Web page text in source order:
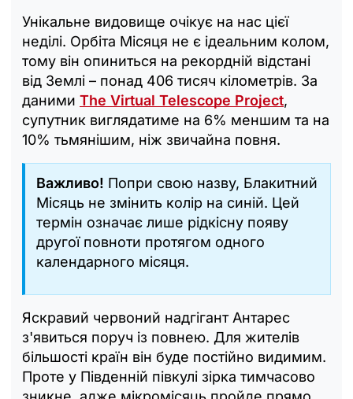
Унікальне видовище очікує на нас цієї
неділі. Орбіта Місяця не є ідеальним колом,
тому він опиниться на рекордній відстані
від Землі – понад 406 тисяч кілометрів. За
даними The Virtual Telescope Project,
супутник виглядатиме на 6% меншим та на
10% тьмянішим, ніж звичайна повня.
Важливо! Попри свою назву, Блакитний
Місяць не змінить колір на синій. Цей
термін означає лише рідкісну появу
другої повноти протягом одного
календарного місяця.
Яскравий червоний надгігант Антарес
з'явиться поруч із повнею. Для жителів
більшості країн він буде постійно видимим.
Проте у Південній півкулі зірка тимчасово